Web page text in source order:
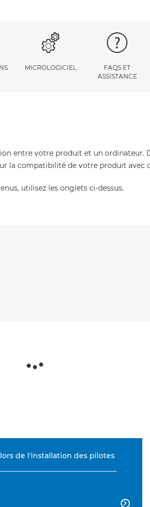
MICROLOGICIEL
FAQS ET
ASSISTANCE
entre votre produit et un ordinateur.
la compatibilité de votre produit avec
utilisez les onglets ci-dessus.
de l'installation des pilotes
